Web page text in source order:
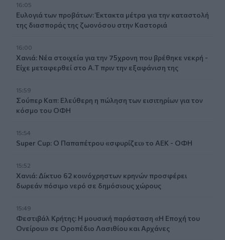
16:05
Ευλογιά των προβάτων: Έκτακτα μέτρα για την καταστολή
της διασποράς της ζωονόσου στην Καστοριά
16:00
Χανιά: Νέα στοιχεία για την 75χρονη που βρέθηκε νεκρή -
Είχε μεταφερθεί στο Α.Τ πριν την εξαφάνιση της
15:59
Σούπερ Καπ: Ελεύθερη η πώληση των εισιτηρίων για τον
κόσμο του ΟΦΗ
15:54
Super Cup: Ο Παπαπέτρου «σφυρίζει» το ΑΕΚ - ΟΦΗ
15:52
Χανιά: Δίκτυο 62 κοινόχρηστων κρηνών προσφέρει
δωρεάν πόσιμο νερό σε δημόσιους χώρους
15:49
Φεστιβάλ Κρήτης: Η μουσική παράσταση «Η Εποχή του
Ονείρου» σε Οροπέδιο Λασιθίου και Αρχάνες